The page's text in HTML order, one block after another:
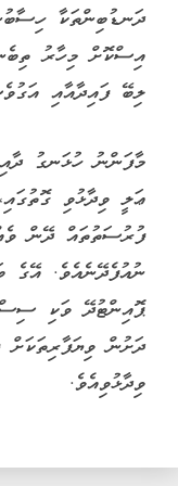
ދަނޑުބިންތަކާ
އިސްކޮށް މިހާރު
ލިބޭ ފައިދާއާއި
މާފަންނު ހުޅަނގު
ޢަލީ ވިދާޅުވި
ފުރުސަތުތައް ދޭން
ނުއުފެދޭނެއެވެ. އޭގެ
ޕޮއިންޓުދޭ ވަކި
ދަށުން
ވިދާޅުވިއެވެ.